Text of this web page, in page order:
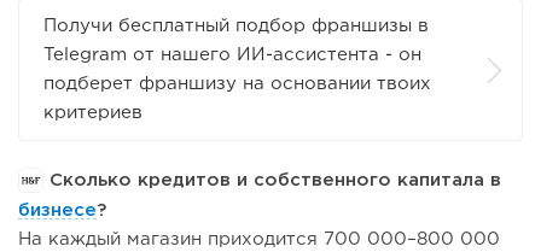
Получи бесплатный подбор франшизы в
Telegram от нашего ИИ-ассистента - он
подберет франшизу на основании твоих
критериев
Сколько кредитов и собственного капитала в
бизнесе?
На каждый магазин приходится 700 000–800 000